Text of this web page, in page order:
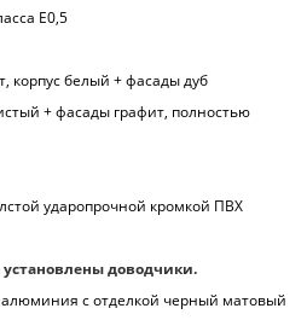
Е0,5
корпус белый + фасады дуб
+ фасады графит, полностью
ударопрочной кромкой ПВХ
доводчики.
с отделкой черный матовый